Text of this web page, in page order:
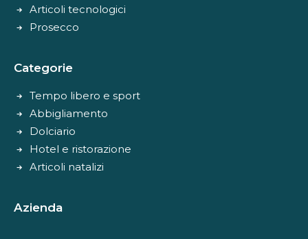
Articoli tecnologici
Prosecco
Categorie
Tempo libero e sport
Abbigliamento
Dolciario
Hotel e ristorazione
Articoli natalizi
Azienda